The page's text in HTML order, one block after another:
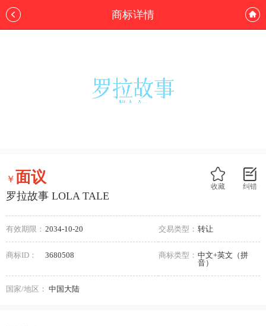
商标详情
纠错
收藏
￥面议
罗拉故事 LOLA TALE
有效期限： 2034-10-20 交易类型： 转让
商标ID： 3680508 商标类型： 中文+英文（拼
音）
国家/地区： 中国大陆